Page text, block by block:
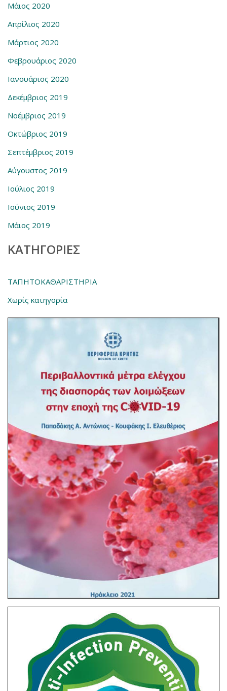
Μάιος 2020
Απρίλιος 2020
Μάρτιος 2020
Φεβρουάριος 2020
Ιανουάριος 2020
Δεκέμβριος 2019
Νοέμβριος 2019
Οκτώβριος 2019
Σεπτέμβριος 2019
Αύγουστος 2019
Ιούλιος 2019
Ιούνιος 2019
Μάιος 2019
KΑΤΗΓΟΡΊΕΣ
ΤΑΠΗΤΟΚΑΘΑΡΙΣΤΗΡΙΑ
Χωρίς κατηγορία